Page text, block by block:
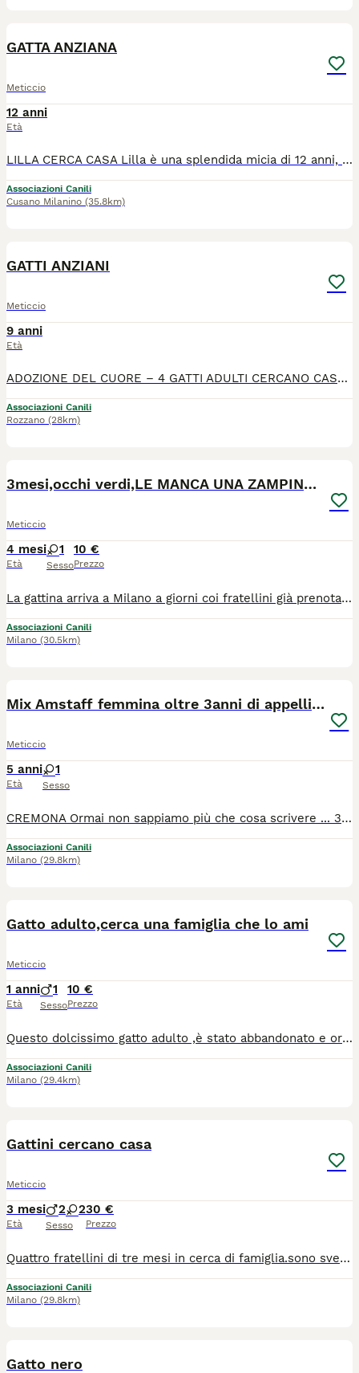
GATTA ANZIANA
Meticcio
12 anni
Età
LILLA CERCA CASA Lilla è una splendida micia di 12 anni, dal carattere dolcissimo. Ama le coccole e ricambia con tantissime fusa! È sterilizzata, vaccinata e in perfetta salute. Purtroppo non va d'accordo con altri animali, quindi cerca una famiglia che possa accoglierla come figlia unica, così da poter vivere serena e ricevere tutto l’amore che merita. Si trova a Cusano Milanino (MI) È pronta a entrare nel cuore di chi saprà darle una nuova possibilità. Se vuoi darle una casa per sempre, contattaci!
Associazioni Canili
Cusano Milanino (35.8km)
GATTI ANZIANI
Meticcio
9 anni
Età
ADOZIONE DEL CUORE – 4 GATTI ADULTI CERCANO CASA Per gravi problemi di salute, la loro padrona non può purtroppo più prendersi cura di loro. Cerchiamo quindi una nuova famiglia amorevole per questi 4 splendidi gatti, adottabili anche singolarmente. Si trovano a Rozzano Abituati a vivere in appartamento Tutti sono sterilizzati, vaccinati, microchippati e testati FIV/FELV negativi BABY Maschio, 9 anni (nato a marzo 2017)(nella prima foto) Molto coccolone, giocherellone e tranquillo Ama la compagnia e le attenzioni TIGRO Maschio, 11 anni (nato a luglio 2015)(nella seconda, terza e quarta foto) Affettuoso e dolcissimo, grande amante delle coccole Carattere calmo e pacato MARGOT Femmina, 10 anni (nata a marzo 2016) (nella quinta foto) Molto calma e tranquilla, riservata e delicata Ideale per un ambiente sereno GRACE Femmina, 10 anni (nata a marzo 2016) (nella sesta e settima foto) Tranquilla ma anche giocherellona Dolce e ben equilibrata Sono gatti abituati all’amore e alla vita domestica, e meritano una nuova possibilità in una casa che sappia accoglierli con rispetto e affetto.
Associazioni Canili
Rozzano (28km)
3mesi,occhi verdi,LE MANCA UNA ZAMPINA! MILANO
Meticcio
4 mesi
Età
1
Sesso
10 €
Prezzo
La gattina arriva a Milano a giorni coi fratellini già prenotati. Per lei sono arrivate diverse richieste..era stata selezionata una coppia ma all ultimo hanno rinunciato! PURTROPPO CAPITANO ANCHE LE PERDITE DI TEMPO.. 💞Kitty💞 . Nata il 05.04.26,occhi verdi. Per lei cerco una adozione del cuore,le manca una zampina..manderemo foto e video espliciti. Si affida spulciata,vaccinata, con iter di preaffido, compilazione del questionario conoscitivo. X info solo WhatsApp 339 2619577
Associazioni Canili
Milano (30.5km)
Mix Amstaff femmina oltre 3anni di appelli CREMONA
Meticcio
5 anni
Età
1
Sesso
CREMONA Ormai non sappiamo più che cosa scrivere ... 3 anni e mezzo di appelli buttati al vento, nell'attesa di una telefonata che non e' mai arrivata ... ma perché? Il suo primo anno di vita e' stato terribile .... Lei si merita una famiglia. Tequila, detta Teky, femmina di 4 anni e mezzo, sterilizzata, sana, in regola con prassi veterinaria. NO bambini. SI cani maschi. NO cani femmina. NO gatti. Si trova in provincia di Cremona. Per info me al 3473202079 - Sarah 3468264655 - Patrizia 3397591006.
Associazioni Canili
Milano (29.8km)
Gatto adulto,cerca una famiglia che lo ami
Meticcio
1 anni
Età
1
Sesso
10 €
Prezzo
Questo dolcissimo gatto adulto ,è stato abbandonato e ora cerca una casa dove poter ricominciare. Sid è un gattino socievole affettuoso e ama la compagnia delle persone. Si lascia coccolare volentieri ed è un compagno amorevole,perfetto per chi vuole adottare un amico fedele. Se pensi di potergli offrire un casa sicura e tanto amore,contattami per avere maggiori informazioni e conoscerlo.
Associazioni Canili
Milano (29.4km)
Gattini cercano casa
Meticcio
3 mesi
Età
2 2
Sesso
30 €
Prezzo
Quattro fratellini di tre mesi in cerca di famiglia.sono sverminati e usano correttamente la lettiera.per maggiori info ed eventualmente venire a conoscerli contattatemi al 3403748499
Associazioni Canili
Milano (29.8km)
Gatto nero